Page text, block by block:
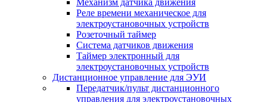
Механизм датчика движения
Реле времени механическое для
электроустановочных устройств
Розеточный таймер
Система датчиков движения
Таймер электронный для
электроустановочных устройств
Дистанционное управление для ЭУИ
Передатчик/пульт дистанционного
управления для электроустановочных